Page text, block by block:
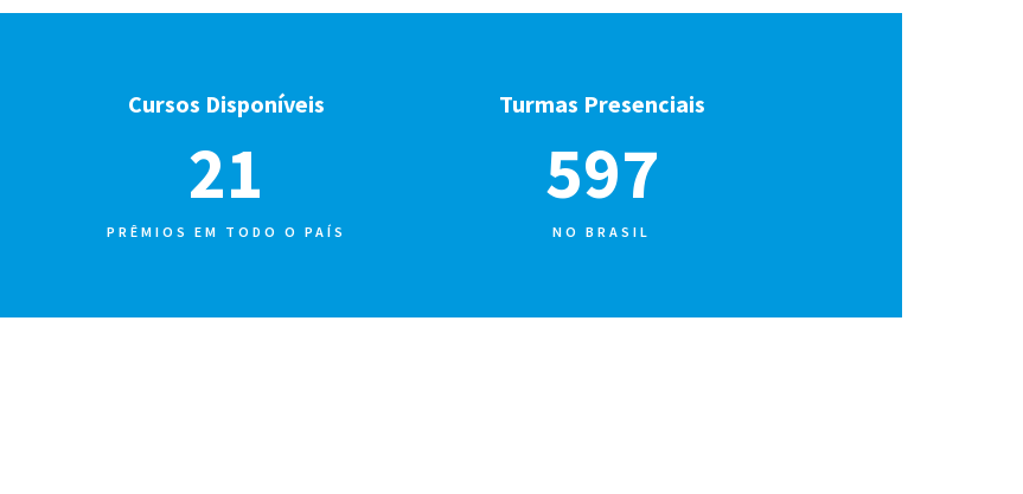
Cursos Disponíveis
23
PRÊMIOS EM TODO O PAÍS
Turmas Presenciais
636
NO BRASIL